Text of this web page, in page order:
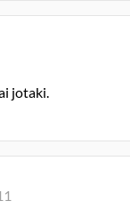
jotaki.